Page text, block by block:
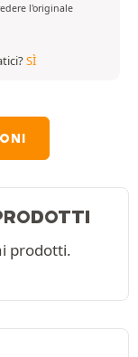
l'originale
SÌ
prodotti.